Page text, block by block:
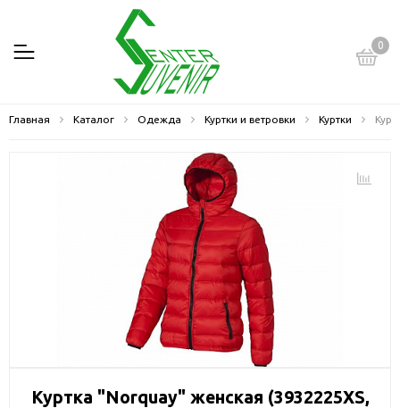
0
Главная Каталог Одежда Куртки и ветровки Куртки
Куртка "Norquay" женская (3932225XS,